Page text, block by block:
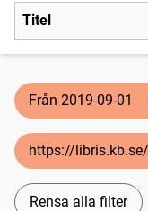
Titel
Från 2019-09-01
https://
Rensa alla filter